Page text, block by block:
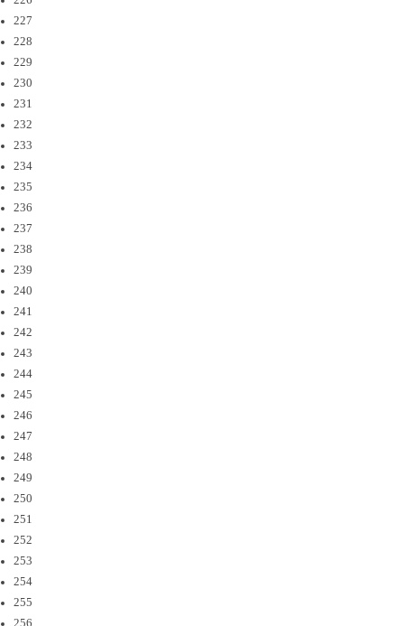
227
228
229
230
231
232
233
234
235
236
237
238
239
240
241
242
243
244
245
246
247
248
249
250
251
252
253
254
255